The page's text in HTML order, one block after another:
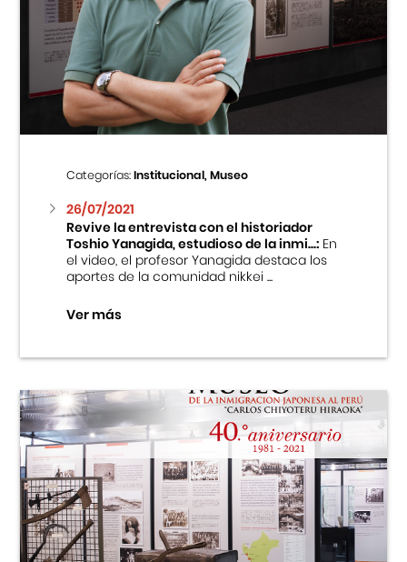
Categorías:Institucional, Museo
26/07/2021
Revive la entrevista con el historiador
Toshio Yanagida, estudioso de la inmi...:En
el video, el profesor Yanagida destaca los
aportes de la comunidad nikkei ...
Ver más